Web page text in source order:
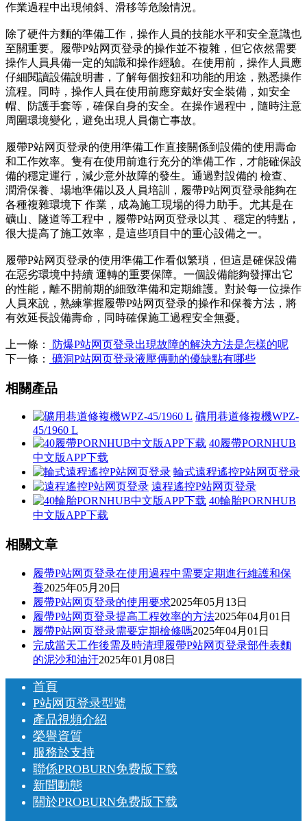
作業過程中出現傾斜、滑移等危險情況。
除了硬件方麵的準備工作，操作人員的技能水平和安全意識也
至關重要。履帶P站网页登录的操作並不複雜，但它依然需要
操作人員具備一定的知識和操作經驗。在使用前，操作人員應
仔細閱讀設備說明書，了解每個按鈕和功能的用途，熟悉操作
流程。同時，操作人員在使用前應穿戴好安全裝備，如安全
帽、防護手套等，確保自身的安全。在操作過程中，隨時注意
周圍環境變化，避免出現人員傷亡事故。
履帶P站网页登录的使用準備工作直接關係到設備的使用壽命
和工作效率。隻有在使用前進行充分的準備工作，才能確保設
備的穩定運行，減少意外故障的發生。通過對設備的 檢查、
潤滑保養、場地準備以及人員培訓，履帶P站网页登录能夠在
各種複雜環境下 作業，成為施工現場的得力助手。尤其是在
礦山、隧道等工程中，履帶P站网页登录以其 、穩定的特點，
很大提高了施工效率，是這些項目中的重心設備之一。
履帶P站网页登录的使用準備工作看似繁瑣，但這是確保設備
在惡劣環境中持續 運轉的重要保障。一個設備能夠發揮出它
的性能，離不開前期的細致準備和定期維護。對於每一位操作
人員來說，熟練掌握履帶P站网页登录的操作和保養方法，將
有效延長設備壽命，同時確保施工過程安全無憂。
上一條：
防爆P站网页登录出現故障的解決方法是怎樣的呢
下一條：
礦洞P站网页登录液壓傳動的優缺點有哪些
相關產品
礦用巷道修複機WPZ-
45/1960 L
40履帶PORNHUB
中文版APP下载
輪式遠程遙控P站网页登录
遠程遙控P站网页登录
40輪胎PORNHUB
中文版APP下载
相關文章
履帶P站网页登录在使用過程中需要定期進行維護和保
養2025年05月20日
履帶P站网页登录的使用要求2025年05月13日
履帶P站网页登录提高工程效率的方法2025年04月01日
履帶P站网页登录需要定期檢修嗎2025年04月01日
完成當天工作後需及時清理履帶P站网页登录部件表麵
的泥沙和油汙2025年01月08日
首頁
P站网页登录型號
產品視頻介紹
榮譽資質
服務於支持
聯係PROBURN免费版下载
新聞動態
關於PROBURN免费版下载